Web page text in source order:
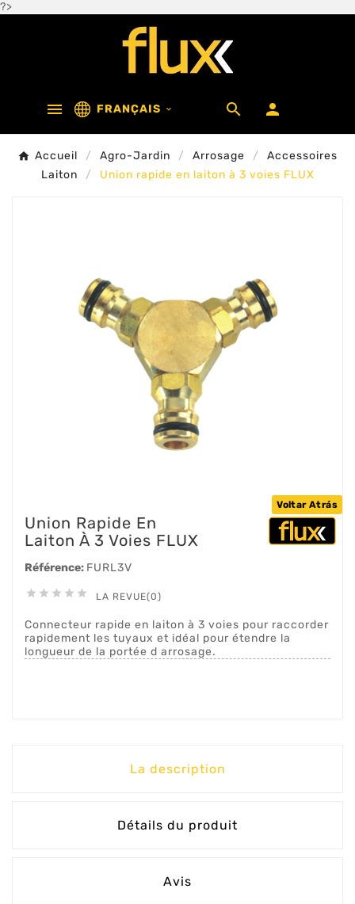
?>
 FRANÇAIS   
Accueil Agro-Jardin Arrosage
Accessoires
Laiton
Union rapide en laiton à 3 voies FLUX
Voltar Atrás
Union Rapide En
Laiton À 3 Voies FLUX
Référence: FURL3V
     LA REVUE(0)
Connecteur rapide en laiton à 3 voies pour raccorder
rapidement les tuyaux et idéal pour étendre la
longueur de la portée d arrosage.
La description
Détails du produit
Avis